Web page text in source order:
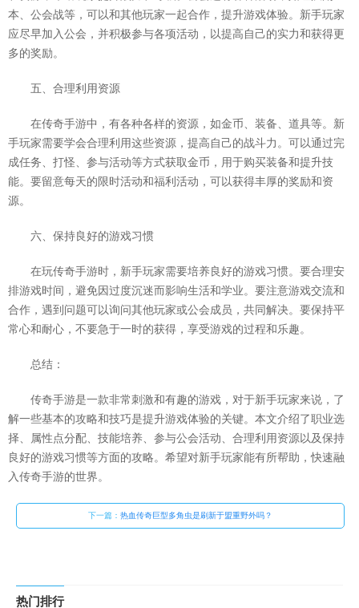
本、公会战等，可以和其他玩家一起合作，提升游戏体验。新手玩家
应尽早加入公会，并积极参与各项活动，以提高自己的实力和获得更
多的奖励。
五、合理利用资源
在传奇手游中，有各种各样的资源，如金币、装备、道具等。新
手玩家需要学会合理利用这些资源，提高自己的战斗力。可以通过完
成任务、打怪、参与活动等方式获取金币，用于购买装备和提升技
能。要留意每天的限时活动和福利活动，可以获得丰厚的奖励和资
源。
六、保持良好的游戏习惯
在玩传奇手游时，新手玩家需要培养良好的游戏习惯。要合理安
排游戏时间，避免因过度沉迷而影响生活和学业。要注意游戏交流和
合作，遇到问题可以询问其他玩家或公会成员，共同解决。要保持平
常心和耐心，不要急于一时的获得，享受游戏的过程和乐趣。
总结：
传奇手游是一款非常刺激和有趣的游戏，对于新手玩家来说，了
解一些基本的攻略和技巧是提升游戏体验的关键。本文介绍了职业选
择、属性点分配、技能培养、参与公会活动、合理利用资源以及保持
良好的游戏习惯等方面的攻略。希望对新手玩家能有所帮助，快速融
入传奇手游的世界。
下一篇： 热血传奇巨型多角虫是刷新于盟重野外吗？
热门排行